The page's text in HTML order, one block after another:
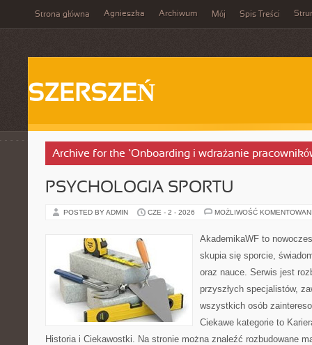
Strona główna Agnieszka Archiwum Mój Spis Treści
SZERSZEŃ
Archive for the ‘Onboarding i wdrażanie
PSYCHOLOGIA SPORTU
POSTED BY ADMIN CZE - 2 - 2026 MOŻLIWOŚĆ
AkademikaWF to
skupia się sporcie,
oraz nauce. Serwis jest
przyszłych specjalistów,
wszystkich osób
Ciekawe kategorie to
Historia i Ciekawostki. Na stronie można znaleźć rozbudowane